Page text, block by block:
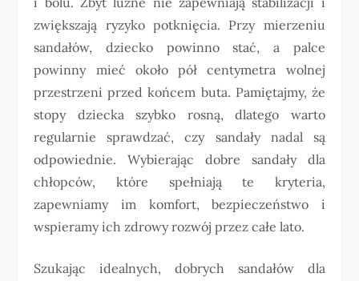
zwiększają ryzyko potknięcia. Przy mierzeniu
sandałów, dziecko powinno stać, a palce
powinny mieć około pół centymetra wolnej
przestrzeni przed końcem buta. Pamiętajmy, że
stopy dziecka szybko rosną, dlatego warto
regularnie sprawdzać, czy sandały nadal są
odpowiednie. Wybierając dobre sandały dla
chłopców, które spełniają te kryteria,
zapewniamy im komfort, bezpieczeństwo i
wspieramy ich zdrowy rozwój przez całe lato.
Szukając idealnych, dobrych sandałów dla